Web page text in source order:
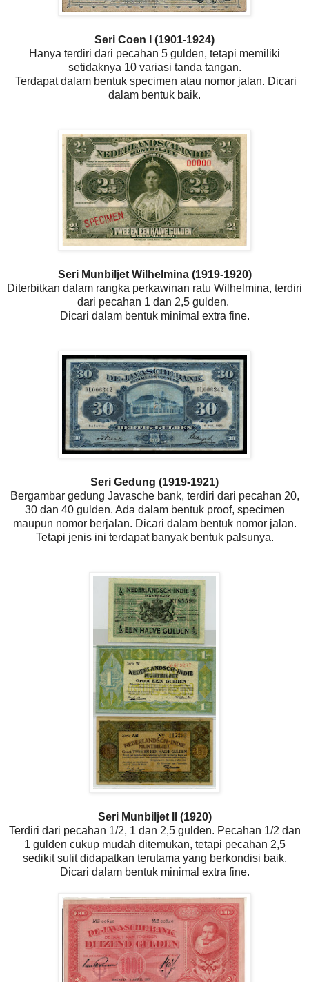
Seri Coen I (1901-1924)
Hanya terdiri dari pecahan 5 gulden, tetapi memiliki
setidaknya 10 variasi tanda tangan.
Terdapat dalam bentuk specimen atau nomor jalan. Dicari
dalam bentuk baik.
Seri Munbiljet Wilhelmina (1919-1920)
Diterbitkan dalam rangka perkawinan ratu Wilhelmina, terdiri
dari pecahan 1 dan 2,5 gulden.
Dicari dalam bentuk minimal extra fine.
Seri Gedung (1919-1921)
Bergambar gedung Javasche bank, terdiri dari pecahan 20,
30 dan 40 gulden. Ada dalam bentuk proof, specimen
maupun nomor berjalan. Dicari dalam bentuk nomor jalan.
Tetapi jenis ini terdapat banyak bentuk palsunya.
Seri Munbiljet II (1920)
Terdiri dari pecahan 1/2, 1 dan 2,5 gulden. Pecahan 1/2 dan
1 gulden cukup mudah ditemukan, tetapi pecahan 2,5
sedikit sulit didapatkan terutama yang berkondisi baik.
Dicari dalam bentuk minimal extra fine.